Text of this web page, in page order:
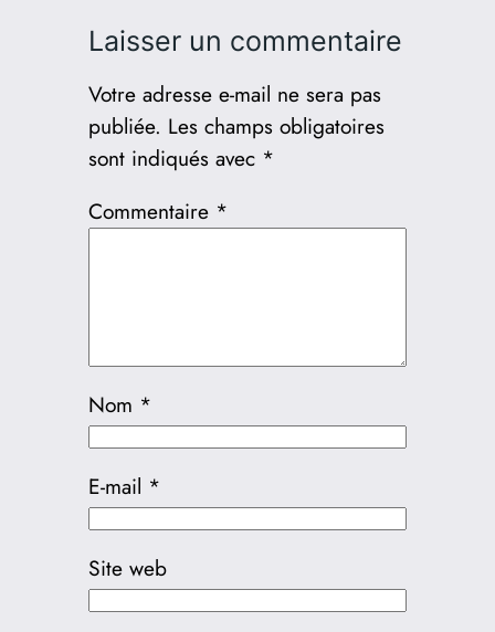
Laisser un commentaire
Votre adresse e-mail ne sera pas
publiée. Les champs obligatoires
sont indiqués avec *
Commentaire *
Nom *
E-mail *
Site web